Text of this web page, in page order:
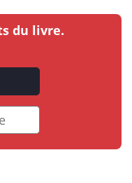
du livre.